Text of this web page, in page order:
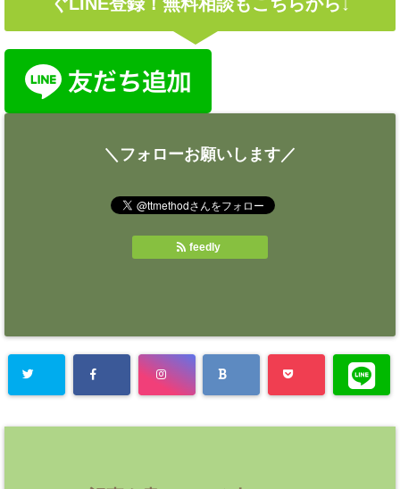
＼フォローお願いします／
feedly